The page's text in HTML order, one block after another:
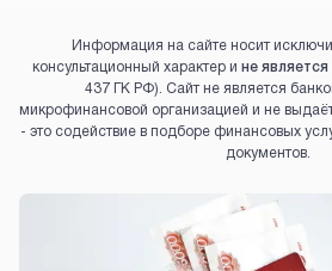
Информация на сайте носит
консультационный характер и не
437 ГК РФ). Сайт не является
микрофинансовой организацией и не
- это содействие в подборе финансовых
документов.